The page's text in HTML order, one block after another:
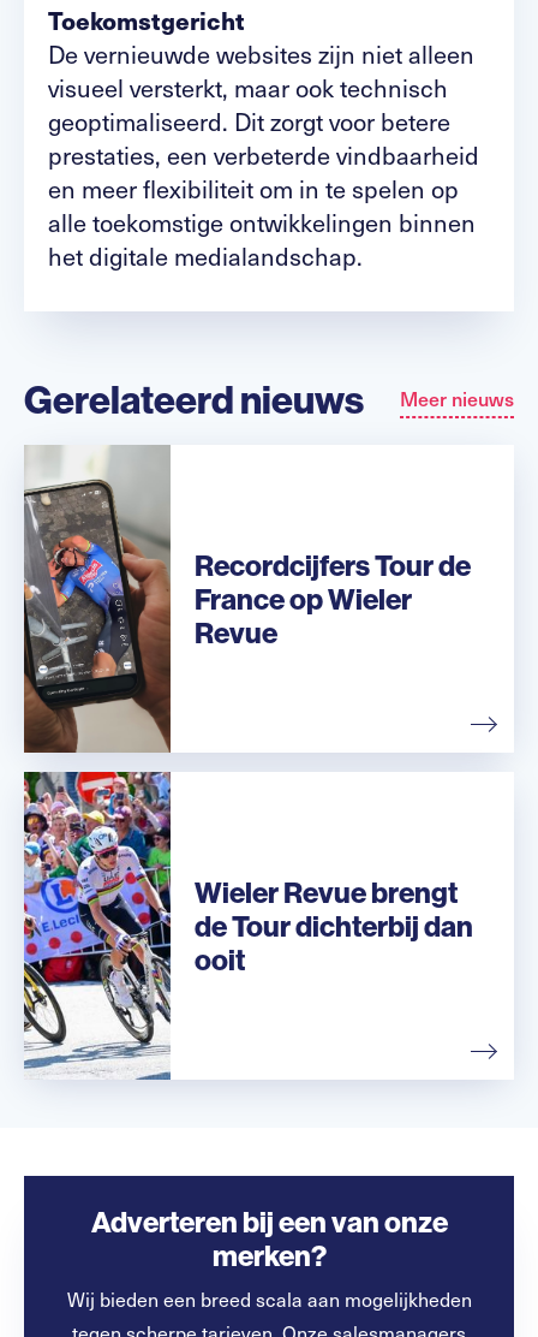
Toekomstgericht
De vernieuwde websites zijn niet alleen
visueel versterkt, maar ook technisch
geoptimaliseerd. Dit zorgt voor betere
prestaties, een verbeterde vindbaarheid
en meer flexibiliteit om in te spelen op
alle toekomstige ontwikkelingen binnen
het digitale medialandschap.
Gerelateerd nieuws Meer nieuws
Recordcijfers Tour de
France op Wieler
Revue
Wieler Revue brengt
de Tour dichterbij dan
ooit
Adverteren bij een van onze
merken?
Wij bieden een breed scala aan mogelijkheden